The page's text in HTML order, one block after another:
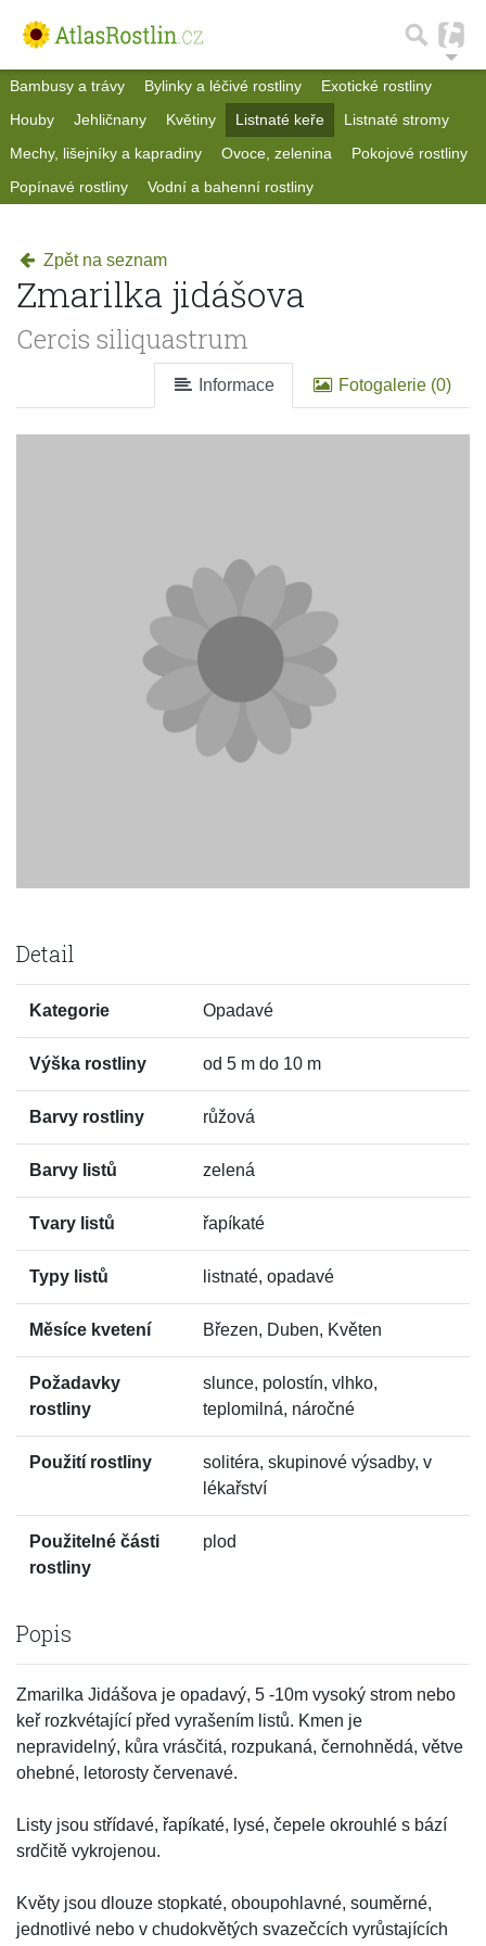
Bambusy a trávy Bylinky a léčivé rostliny
Exotické rostliny
Houby
Jehličnany Květiny Listnaté keře
Listnaté stromy
Mechy, lišejníky a kapradiny
Ovoce, zelenina
Pokojové rostliny
Popínavé rostliny
Vodní a bahenní rostliny
Zpět na seznam
Zmarilka jidášova
Cercis siliquastrum
Informace Fotogalerie (0)
Detail
Kategorie Opadavé
Výška rostliny od 5 m do 10 m
Barvy rostliny růžová
Barvy listů zelená
Tvary listů řapíkaté
Typy listů listnaté, opadavé
Měsíce kvetení Březen, Duben, Květen
Požadavky
rostliny
slunce, polostín, vlhko,
teplomilná, náročné
Použití rostliny
solitéra, skupinové výsadby, v
lékařství
Použitelné části
rostliny
plod
Popis
Zmarilka Jidášova je opadavý, 5 -10m vysoký strom nebo
keř rozkvétající před vyrašením listů. Kmen je
nepravidelný, kůra vrásčitá, rozpukaná, černohnědá, větve
ohebné, letorosty červenavé.
Listy jsou střídavé, řapíkaté, lysé, čepele okrouhlé s bází
srdčitě vykrojenou.
Květy jsou dlouze stopkaté, oboupohlavné, souměrné,
jednotlivé nebo v chudokvětých svazečcích vyrůstajících